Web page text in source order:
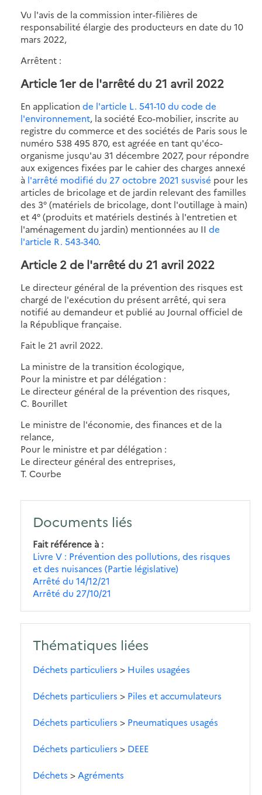
Vu l'avis de la commission inter-filières de
responsabilité élargie des producteurs en date du 10
mars 2022,
Arrêtent :
Article 1er de l'arrêté du 21 avril 2022
En application de l'article L. 541-10 du code de
l'environnement, la société Eco-mobilier, inscrite au
registre du commerce et des sociétés de Paris sous le
numéro 538 495 870, est agréée en tant qu'éco-
organisme jusqu'au 31 décembre 2027, pour répondre
aux exigences fixées par le cahier des charges annexé
à l'arrêté modifié du 27 octobre 2021 susvisé pour les
articles de bricolage et de jardin relevant des familles
des 3° (matériels de bricolage, dont l'outillage à main)
et 4° (produits et matériels destinés à l'entretien et
l'aménagement du jardin) mentionnées au II de
l'article R. 543-340.
Article 2 de l'arrêté du 21 avril 2022
Le directeur général de la prévention des risques est
chargé de l'exécution du présent arrêté, qui sera
notifié au demandeur et publié au Journal officiel de
la République française.
Fait le 21 avril 2022.
La ministre de la transition écologique,
Pour la ministre et par délégation :
Le directeur général de la prévention des risques,
C. Bourillet
Le ministre de l'économie, des finances et de la
relance,
Pour le ministre et par délégation :
Le directeur général des entreprises,
T. Courbe
Documents liés
Fait référence à
Livre V : Prévention des pollutions, des risques
et des nuisances (Partie législative)
Arrêté du 14/12/21
Arrêté du 27/10/21
Thématiques liées
Déchets particuliers > Huiles usagées
Déchets particuliers > Piles et accumulateurs
Déchets particuliers > Pneumatiques usagés
Déchets particuliers > DEEE
Déchets > Agréments